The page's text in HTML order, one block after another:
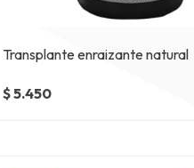
Transplante enraizante natural
$ 5.450